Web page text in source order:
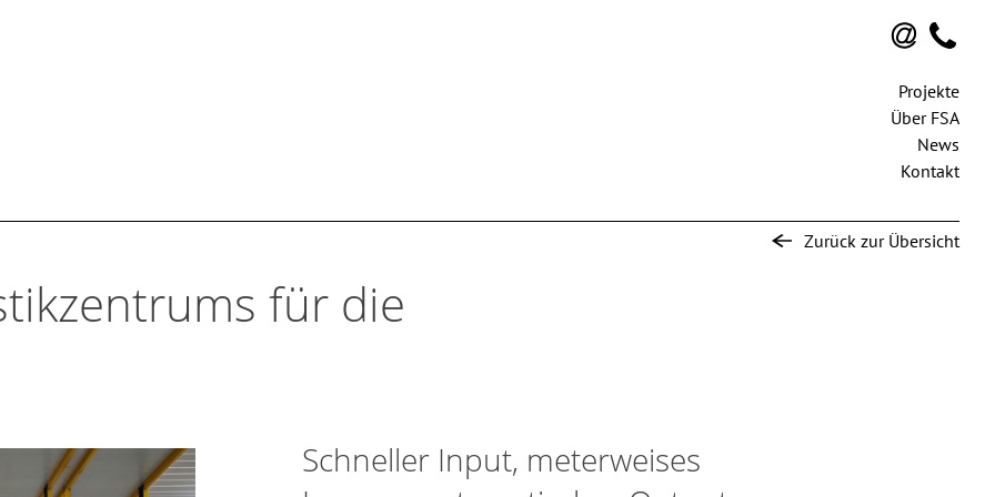
an Architektur.
Projekte
Über FSA
News
Kontakt
Zurück zur Übersicht
für die
Schneller Input, meterweises